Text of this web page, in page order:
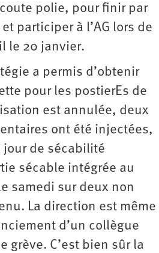
polie, pour finir par
participer à l’AG lors de
le 20 janvier.
a permis d’obtenir
pour les postierEs de
est annulée, deux
ont été injectées,
de sécabilité
sécable intégrée au
samedi sur deux non
La direction est même
d’un collègue
grève. C’est bien sûr la